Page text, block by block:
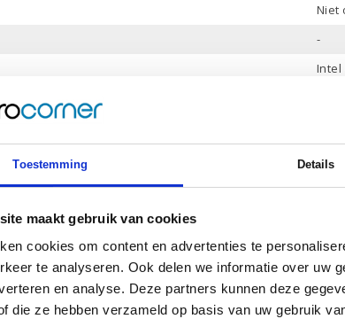
Toestemming Details
maakt gebruik van cookies
cookies om content en advertenties te
te analyseren. Ook delen we informatie over uw
en analyse. Deze partners kunnen deze
die ze hebben verzameld op basis van uw gebruik
Niet
-
Intel
1.0
8 Gb
Ja
Intel